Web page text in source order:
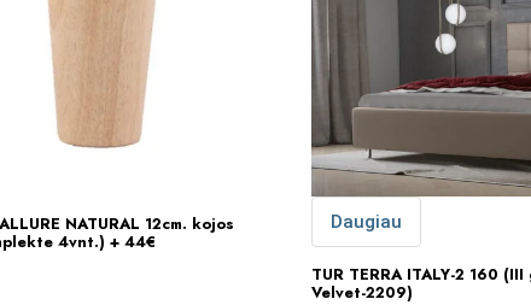
Į KREPŠELĮ
NATURAL 12cm. kojos
4vnt.) + 44€
Daugiau
TUR TERRA ITALY-2 160
Velvet-2209)